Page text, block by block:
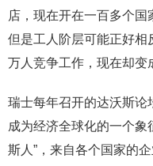
店，现在开在一百多个国
但是工人阶层可能正好
万人竞争工作，现在却变
瑞士每年召开的达沃斯论
成为经济全球化的一个象
斯人”，来自各个国家的